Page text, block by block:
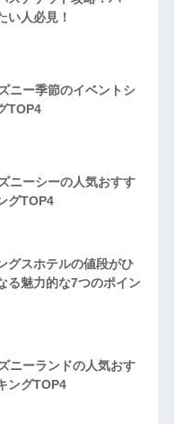
い人必見！
ニー季節のイベントシ
TOP4
ニーシーの人気おすす
グTOP4
グスホテルの値段がひ
る魅力的な7つのポイン
ニーランドの人気おす
ングTOP4